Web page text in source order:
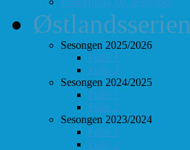
Østlandsserien
Sesongen 2025/2026
Follo 1
Follo 2
Sesongen 2024/2025
Follo 1
Follo 2
Sesongen 2023/2024
Follo 1
Follo 2